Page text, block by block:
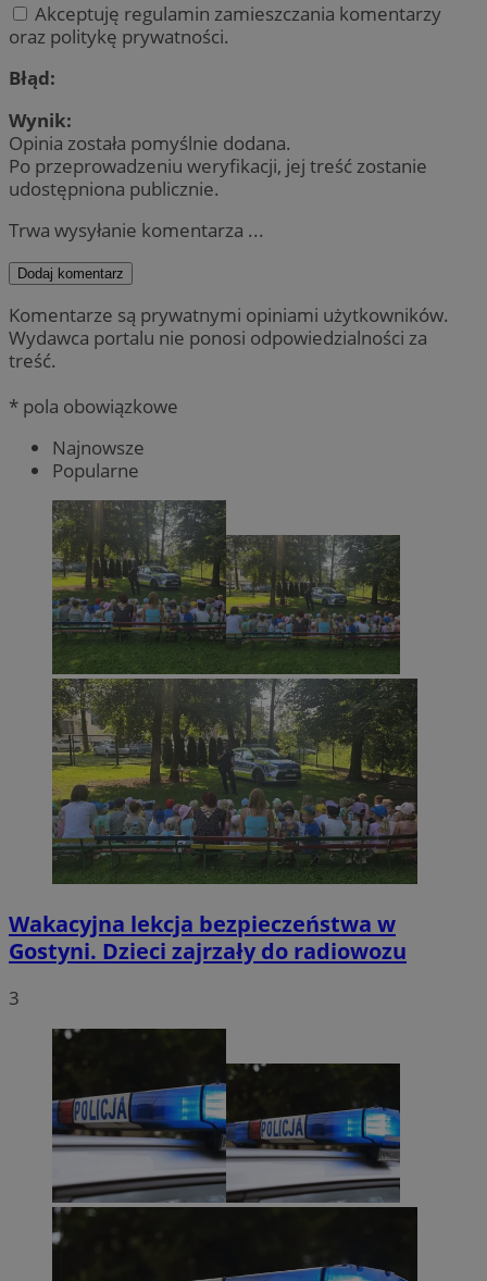
Akceptuję regulamin zamieszczania komentarzy
oraz politykę prywatności.
Błąd:
Wynik:
Opinia została pomyślnie dodana.
Po przeprowadzeniu weryfikacji, jej treść zostanie
udostępniona publicznie.
Trwa wysyłanie komentarza ...
Dodaj komentarz
Komentarze są prywatnymi opiniami użytkowników.
Wydawca portalu nie ponosi odpowiedzialności za
treść.
* pola obowiązkowe
Najnowsze
Popularne
Wakacyjna lekcja bezpieczeństwa w
Gostyni. Dzieci zajrzały do radiowozu
3